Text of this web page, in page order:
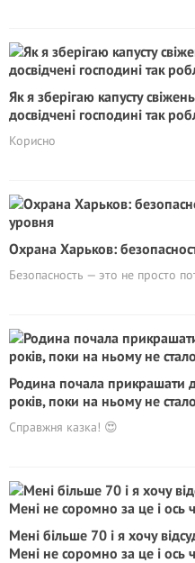
Як я зберігаю капусту
досвідчені господині так
Корисно
Охрана Харьков:
Безопасность — это не просто
Родина почала прикрашати
років, поки на ньому не
Справжня казка! 😍
Мені більше 70 і я хочу
Мені не соромно за це і ось